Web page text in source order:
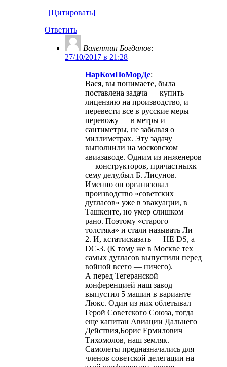
[Цитировать]
Ответить
Валентин Богданов:
27/10/2017 в 21:28
НарКомПоМорДе:
Вася, вы понимаете, была
поставлена задача — купить
лицензию на производство, и
перевести все в русские меры —
перевожу — в метры и
сантиметры, не забывая о
миллиметрах. Эту задачу
выполнили на московском
авиазаводе. Одним из инженеров
— конструкторов, причастныхк
сему делу,был Б. Лисунов.
Именно он организовал
производство «советских
дугласов» уже в эвакуации, в
Ташкенте, но умер слишком
рано. Поэтому «старого
толстяка» и стали называть Ли —
2. И, кстатисказать — НЕ DS, а
DC-3. (К тому же в Москве тех
самых дугласов выпустили перед
войной всего — ничего).
А перед Тегеранской
конференцией наш завод
выпустил 5 машин в варианте
Люкс. Один из них облетывал
Герой Советского Союза, тогда
еще капитан Авиации Дальнего
Действия,Борис Ермилович
Тихомолов, наш земляк.
Самолеты предназначались для
членов советской делегации на